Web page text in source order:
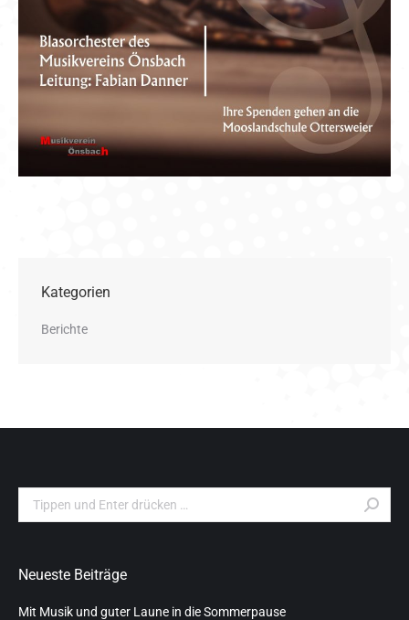
Kategorien
Berichte
Search:
Neueste Beiträge
Mit Musik und guter Laune in die Sommerpause